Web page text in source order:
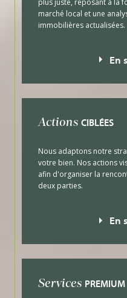
marché local et une
immobilières actualisées.
En
ActionsCIBLÉES
Nous adaptons notre
votre bien. Nos actions
afin d'organiser la
deux parties.
En
Services PREMIUM